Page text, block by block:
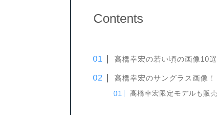
Contents
高橋幸宏の若い頃の画像10選
高橋幸宏のサングラス画像！
高橋幸宏限定モデルも販売